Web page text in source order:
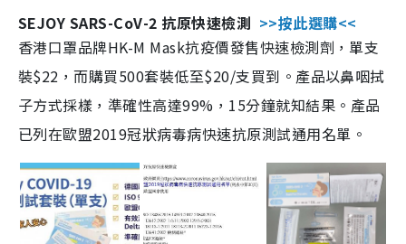
SEJOY SARS-CoV-2 抗原快速檢測 >>按此選購<<
香港口罩品牌HK-M Mask抗疫價發售快速檢測劑，單支
裝$22，而購買500套裝低至$20/支買到。產品以鼻咽拭
子方式採樣，準確性高達99%，15分鐘就知結果。產品
已列在歐盟2019冠狀病毒病快速抗原測試通用名單。